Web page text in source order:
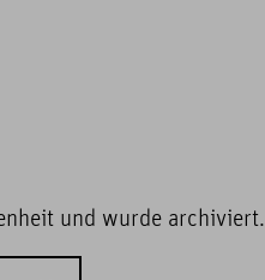
und wurde archiviert.